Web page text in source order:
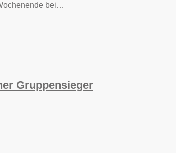
bei…
Gruppensieger